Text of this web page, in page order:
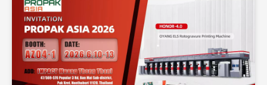
ओउनुओ · ओयांग · ऑलवेल